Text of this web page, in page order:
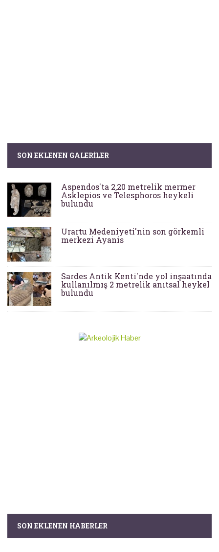
SON EKLENEN GALERILER
Aspendos'ta 2,20 metrelik mermer
Asklepios ve Telesphoros heykeli
bulundu
Urartu Medeniyeti'nin son görkemli
merkezi Ayanis
Sardes Antik Kenti'nde yol inşaatında
kullanılmış 2 metrelik anıtsal heykel
bulundu
SON EKLENEN HABERLER